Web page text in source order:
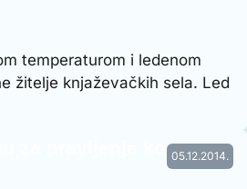
temperaturom i ledenom
žitelje knjaževačkih sela. Led
05.12.2014.
za pravljenje kora